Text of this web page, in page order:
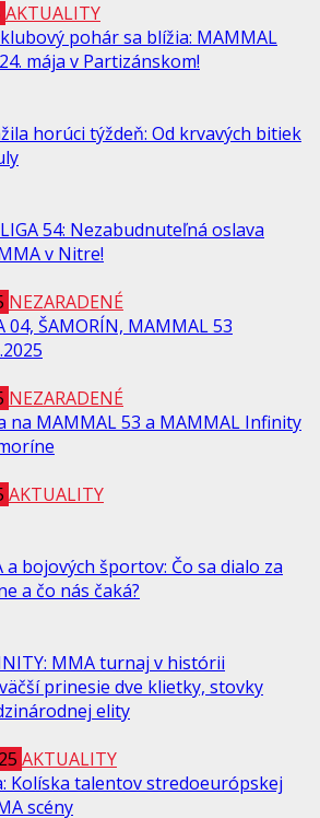
AKTUALITY
pohár sa blížia: MAMMAL
mája v Partizánskom!
horúci týždeň: Od krvavých bitiek
54: Nezabudnuteľná oslava
v Nitre!
NEZARADENÉ
04, ŠAMORÍN, MAMMAL 53
NEZARADENÉ
na MAMMAL 53 a MAMMAL Infinity
AKTUALITY
a bojových športov: Čo sa dialo za
a čo nás čaká?
MMA turnaj v histórii
prinesie dve klietky, stovky
elity
AKTUALITY
Kolíska talentov stredoeurópskej
scény